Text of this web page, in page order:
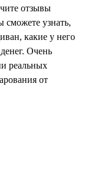
отзывы
узнать,
какие у него
Очень
реальных
от